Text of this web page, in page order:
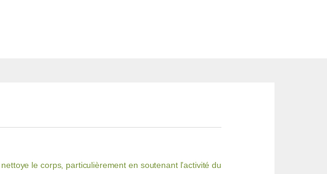
le corps, particulièrement en soutenant l’activité du